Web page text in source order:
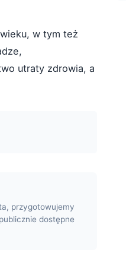
w tym też
utraty zdrowia, a
przygotowujemy
dostępne